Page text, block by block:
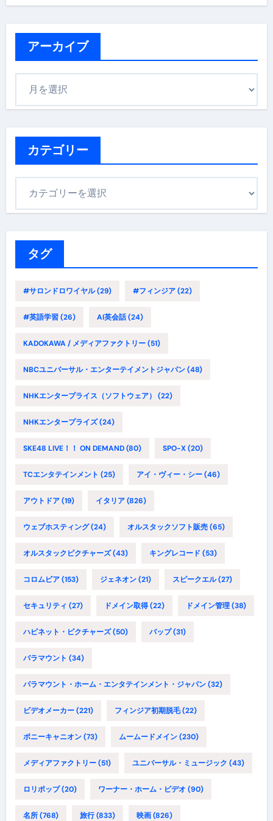
アーカイブ
カテゴリー
タグ
#サロンドロワイヤル(29) #フィンジア(22)
#英語学習(26) AI英会話(24)
KADOKAWA / メディアファクトリー(51)
NBCユニバーサル・エンターテイメントジャパン(48)
NHKエンタープライス（ソフトウェア） (22)
NHKエンタープライズ(24)
SKE48 LIVE！！ ON DEMAND(80) SPO-X(20)
TCエンタテインメント (25) アイ・ヴィー・シー(46)
アウトドア(19) イタリア(826)
ウェブホスティング(24) オルスタックソフト販売(65)
オルスタックピクチャーズ(43) キングレコード (53)
コロムビア(153) ジェネオン(21) スピークエル(27)
セキュリティ (27) ドメイン取得(22) ドメイン管理(38)
ハピネット・ピクチャーズ(50) バップ(31)
パラマウント (34)
パラマウント・ホーム・エンタテインメント・ジャパン(32)
ビデオメーカー(221) フィンジア初期脱毛(22)
ポニーキャニオン(73) ムームードメイン(230)
メディアファクトリー(51) ユニバーサル・ミュージック (43)
ロリポップ(20) ワーナー・ホーム・ビデオ (90)
名所(768) 旅行(833) 映画(826)